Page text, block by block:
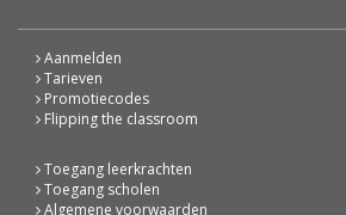
Aanmelden
Tarieven
Promotiecodes
Flipping the classroom
Toegang leerkrachten
Toegang scholen
Algemene voorwaarden